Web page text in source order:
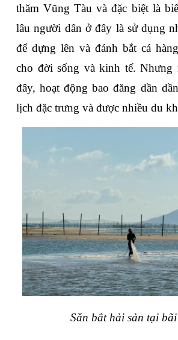
thăm Vũng Tàu và đặc biệt là
lâu người dân ở đây là sử dụng
để dựng lên và đánh bắt cá
cho đời sống và kinh tế. Nhưng
đây, hoạt động bao đăng dần
lịch đặc trưng và được nhiều du
Săn bắt hải sản tại